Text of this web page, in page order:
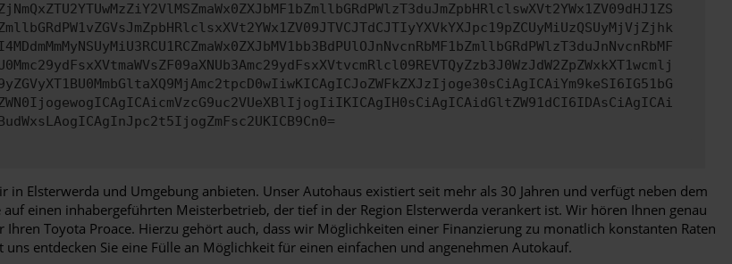
Elsterwerda und Umgebung anbieten. Unser Autohaus existiert seit mehr als 30 Jahren und verfügt neben dem
einen inhabergeführten Meisterbetrieb, der tief in der Region Elsterwerda verankert ist. Wir hören Ihnen genau
Toyota Proace. Hierzu gehört auch, dass wir Möglichkeiten einer Finanzierung zu monatlich konstanten Raten
entdecken Sie eine Fülle an Möglichkeit für einen einfachen und angenehmen Autokauf.